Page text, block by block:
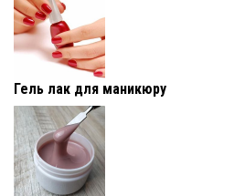
Гель лак для маникюру